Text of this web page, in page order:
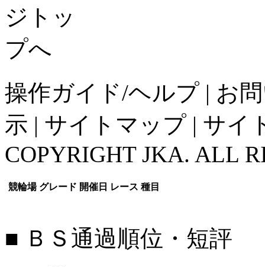
操作ガイド/ヘルプ | お
示 | サイトマップ | サイ
COPYRIGHT JKA. ALL
競輪場 グレード 開催日 レース 種目
■ ＢＳ通過順位・短評